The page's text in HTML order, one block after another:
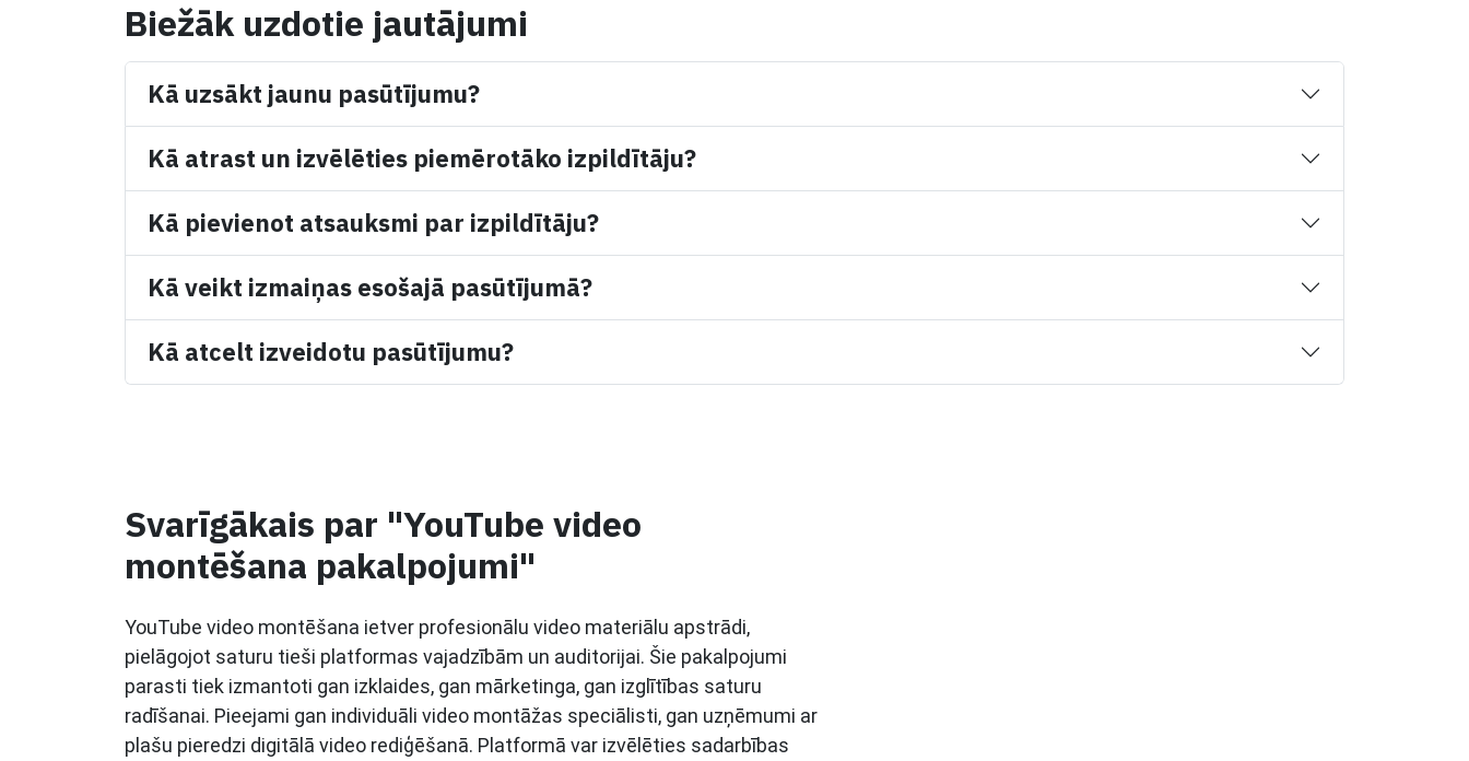
Biežāk uzdotie jautājumi
Kā uzsākt jaunu pasūtījumu?
Kā atrast un izvēlēties piemērotāko izpildītāju?
Kā pievienot atsauksmi par izpildītāju?
Kā veikt izmaiņas esošajā pasūtījumā?
Kā atcelt izveidotu pasūtījumu?
Svarīgākais par "YouTube video
montēšana pakalpojumi"
YouTube video montēšana ietver profesionālu video materiālu apstrādi,
pielāgojot saturu tieši platformas vajadzībām un auditorijai. Šie pakalpojumi
parasti tiek izmantoti gan izklaides, gan mārketinga, gan izglītības saturu
radīšanai. Pieejami gan individuāli video montāžas speciālisti, gan uzņēmumi ar
plašu pieredzi digitālā video rediģēšanā. Platformā var izvēlēties sadarbības